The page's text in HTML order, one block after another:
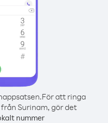
För att ringa
Surinam, gör det
nummer